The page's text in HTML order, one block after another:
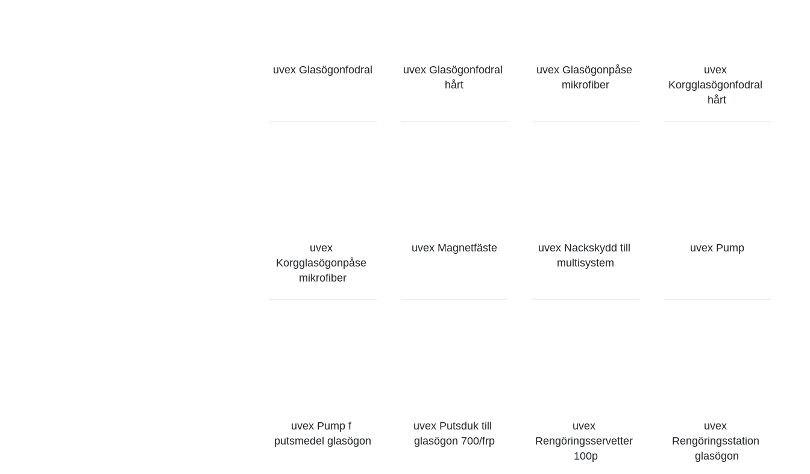
uvex Glasögonfodral
uvex Glasögonfodral
hårt
uvex Glasögonpåse
mikrofiber
uvex
Korgglasögonfodral
hårt
uvex
Korgglasögonpåse
mikrofiber
uvex Magnetfäste
uvex Nackskydd till
multisystem
uvex Pump
uvex Pump f
putsmedel glasögon
uvex Putsduk till
glasögon 700/frp
uvex
Rengöringsservetter
100p
uvex
Rengöringsstation
glasögon